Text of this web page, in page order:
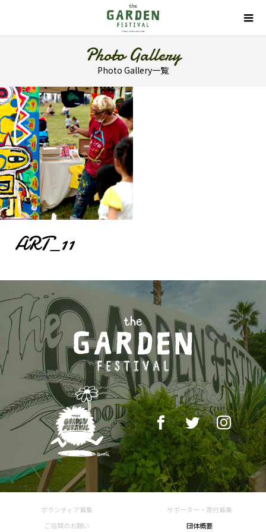
Photo Gallery
Photo Gallery一覧
ART_11
ボランティア募集
サポーター・寄付募集
ご協賛のお願い
団体概要